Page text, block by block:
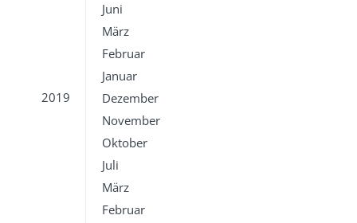
Juni
März
Februar
Januar
2019
Dezember
November
Oktober
Juli
März
Februar